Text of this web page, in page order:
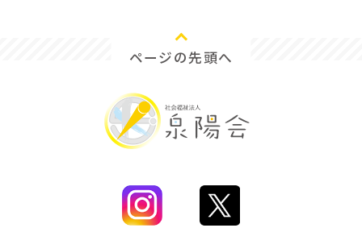
ページの先頭へ